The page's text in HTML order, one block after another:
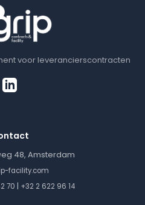
voor leverancierscontracten
48, Amsterdam
facility.com
70 | +32 2 622 96 14